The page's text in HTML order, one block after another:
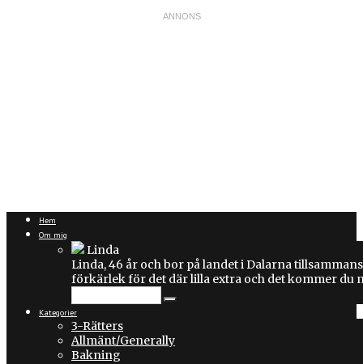
Hem
Om mig
Linda
Linda, 46 år och bor på landet i Dalarna
förkärlek för det där lilla extra och det kommer du
Kategorier
3-Rätters
Allmänt/Generally
Bakning